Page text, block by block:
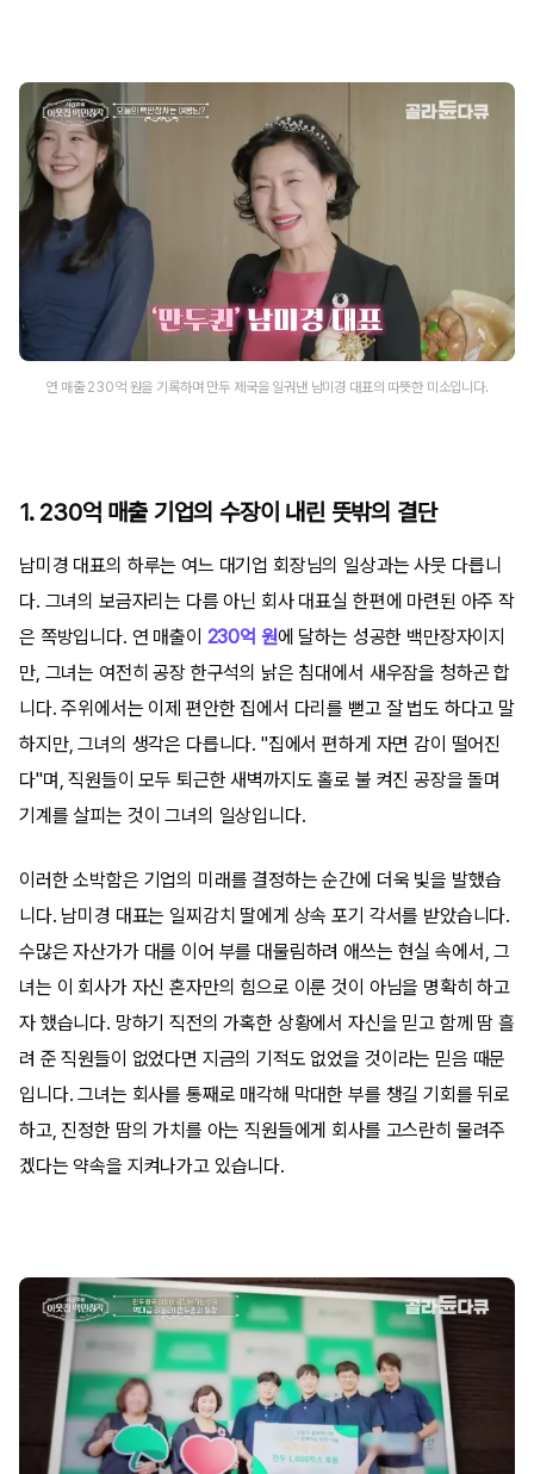
연 매출 230억 원을 기록하며 만두 제국을 일궈낸 남미경 대표의 따뜻한 미소입니다.
1. 230억 매출 기업의 수장이 내린 뜻밖의 결단
남미경 대표의 하루는 여느 대기업 회장님의 일상과는 사뭇 다릅니
다. 그녀의 보금자리는 다름 아닌 회사 대표실 한편에 마련된 아주 작
은 쪽방입니다. 연 매출이 230억 원에 달하는 성공한 백만장자이지
만, 그녀는 여전히 공장 한구석의 낡은 침대에서 새우잠을 청하곤 합
니다. 주위에서는 이제 편안한 집에서 다리를 뻗고 잘 법도 하다고 말
하지만, 그녀의 생각은 다릅니다. "집에서 편하게 자면 감이 떨어진
다"며, 직원들이 모두 퇴근한 새벽까지도 홀로 불 켜진 공장을 돌며
기계를 살피는 것이 그녀의 일상입니다.
이러한 소박함은 기업의 미래를 결정하는 순간에 더욱 빛을 발했습
니다. 남미경 대표는 일찌감치 딸에게 상속 포기 각서를 받았습니다.
수많은 자산가가 대를 이어 부를 대물림하려 애쓰는 현실 속에서, 그
녀는 이 회사가 자신 혼자만의 힘으로 이룬 것이 아님을 명확히 하고
자 했습니다. 망하기 직전의 가혹한 상황에서 자신을 믿고 함께 땀 흘
려 준 직원들이 없었다면 지금의 기적도 없었을 것이라는 믿음 때문
입니다. 그녀는 회사를 통째로 매각해 막대한 부를 챙길 기회를 뒤로
하고, 진정한 땀의 가치를 아는 직원들에게 회사를 고스란히 물려주
겠다는 약속을 지켜나가고 있습니다.